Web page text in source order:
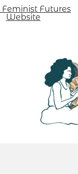
Feminist Futures
Website